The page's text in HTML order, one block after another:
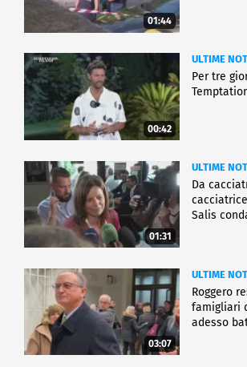
01:44
00:42
ULTIME
Per tre
01:31
ULTIME
Da
Salis
03:07
ULTIME
Roggero
famigliari
adesso